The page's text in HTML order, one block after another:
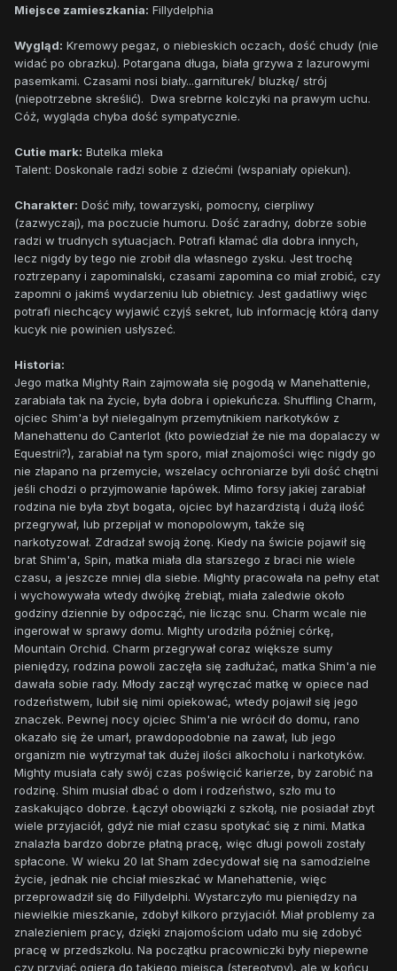
Miejsce zamieszkania: Fillydelphia
Wygląd: Kremowy pegaz, o niebieskich oczach, dość chudy (nie
widać po obrazku). Potargana długa, biała grzywa z lazurowymi
pasemkami. Czasami nosi biały...garniturek/ bluzkę/ strój
(niepotrzebne skreślić). Dwa srebrne kolczyki na prawym uchu.
Cóż, wygląda chyba dość sympatycznie.
Cutie mark: Butelka mleka
Talent: Doskonale radzi sobie z dziećmi (wspaniały opiekun).
Charakter: Dość miły, towarzyski, pomocny, cierpliwy
(zazwyczaj), ma poczucie humoru. Dość zaradny, dobrze sobie
radzi w trudnych sytuacjach. Potrafi kłamać dla dobra innych,
lecz nigdy by tego nie zrobił dla własnego zysku. Jest trochę
roztrzepany i zapominalski, czasami zapomina co miał zrobić, czy
zapomni o jakimś wydarzeniu lub obietnicy. Jest gadatliwy więc
potrafi niechcący wyjawić czyjś sekret, lub informację którą dany
kucyk nie powinien usłyszeć.
Historia:
Jego matka Mighty Rain zajmowała się pogodą w Manehattenie,
zarabiała tak na życie, była dobra i opiekuńcza. Shuffling Charm,
ojciec Shim'a był nielegalnym przemytnikiem narkotyków z
Manehattenu do Canterlot (kto powiedział że nie ma dopalaczy w
Equestrii?), zarabiał na tym sporo, miał znajomości więc nigdy go
nie złapano na przemycie, wszelacy ochroniarze byli dość chętni
jeśli chodzi o przyjmowanie łapówek. Mimo forsy jakiej zarabiał
rodzina nie była zbyt bogata, ojciec był hazardzistą i dużą ilość
przegrywał, lub przepijał w monopolowym, także się
narkotyzował. Zdradzał swoją żonę. Kiedy na świcie pojawił się
brat Shim'a, Spin, matka miała dla starszego z braci nie wiele
czasu, a jeszcze mniej dla siebie. Mighty pracowała na pełny etat
i wychowywała wtedy dwójkę źrebiąt, miała zaledwie około
godziny dziennie by odpocząć, nie licząc snu. Charm wcale nie
ingerował w sprawy domu. Mighty urodziła później córkę,
Mountain Orchid. Charm przegrywał coraz większe sumy
pieniędzy, rodzina powoli zaczęła się zadłużać, matka Shim'a nie
dawała sobie rady. Młody zaczął wyręczać matkę w opiece nad
rodzeństwem, lubił się nimi opiekować, wtedy pojawił się jego
znaczek. Pewnej nocy ojciec Shim'a nie wrócił do domu, rano
okazało się że umarł, prawdopodobnie na zawał, lub jego
organizm nie wytrzymał tak dużej ilości alkocholu i narkotyków.
Mighty musiała cały swój czas poświęcić karierze, by zarobić na
rodzinę. Shim musiał dbać o dom i rodzeństwo, szło mu to
zaskakująco dobrze. Łączył obowiązki z szkołą, nie posiadał zbyt
wiele przyjaciół, gdyż nie miał czasu spotykać się z nimi. Matka
znalazła bardzo dobrze płatną pracę, więc długi powoli zostały
spłacone. W wieku 20 lat Sham zdecydował się na samodzielne
życie, jednak nie chciał mieszkać w Manehattenie, więc
przeprowadził się do Fillydelphi. Wystarczyło mu pieniędzy na
niewielkie mieszkanie, zdobył kilkoro przyjaciół. Miał problemy za
znalezieniem pracy, dzięki znajomościom udało mu się zdobyć
pracę w przedszkolu. Na początku pracowniczki były niepewne
czy przyjąć ogiera do takiego miejsca (stereotypy), ale w końcu